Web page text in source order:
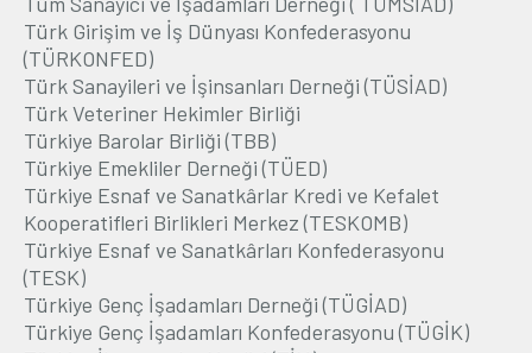
Türk Girişim ve İş Dünyası Konfederasyonu
(TÜRKONFED)
Türk Sanayileri ve İşinsanları Derneği (TÜSİAD)
Türk Veteriner Hekimler Birliği
Türkiye Barolar Birliği (TBB)
Türkiye Emekliler Derneği (TÜED)
Türkiye Esnaf ve Sanatkârlar Kredi ve Kefalet
Kooperatifleri Birlikleri Merkez (TESKOMB)
Türkiye Esnaf ve Sanatkârları Konfederasyonu
(TESK)
Türkiye Genç İşadamları Derneği (TÜGİAD)
Türkiye Genç İşadamları Konfederasyonu (TÜGİK)